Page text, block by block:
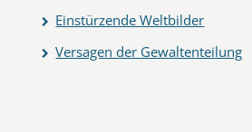
Einstürzende Weltbilder
Versagen der Gewaltenteilung